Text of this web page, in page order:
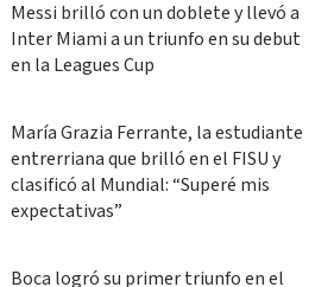
Messi brilló con un doblete y llevó a
Inter Miami a un triunfo en su debut
en la Leagues Cup
María Grazia Ferrante, la estudiante
entrerriana que brilló en el FISU y
clasificó al Mundial: “Superé mis
expectativas”
Boca logró su primer triunfo en el